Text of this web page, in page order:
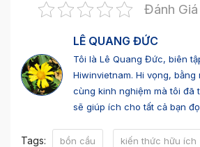
Đánh
LÊ QUANG ĐỨC
Tôi là Lê Quang Đức, biên
Hiwinvietnam. Hi vọng,
cùng kinh nghiệm mà tôi đã
sẽ giúp ích cho tất cả bạn
Tags: bồn cầu kiến thức hữu ích